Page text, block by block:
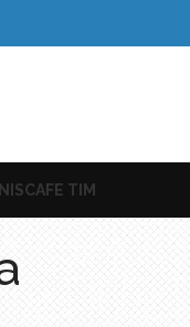
NISCAFE TIM